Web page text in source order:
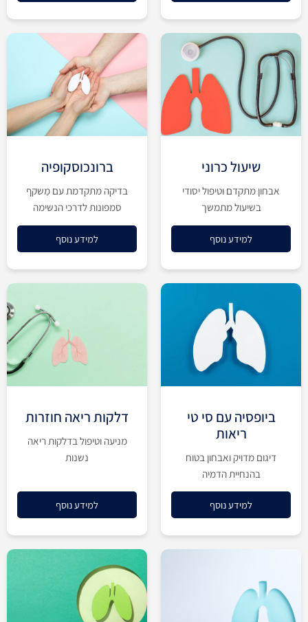
שיעול כרוני
אבחון מתקדם וטיפול יסודי
בשיעול מתמשך
למידע נוסף
ברונכוסקופיה
בדיקה מתקדמת עם מַשקף
סמפונות לדרכי הנשימה
למידע נוסף
ביופסיה עם סי טי
ריאות
דיגום מדויק ואבחון בטוח
בהנחיית הדמיה
למידע נוסף
דלקות ריאה חוזרות
מניעה וטיפול בדלקות ריאה
נשנות
למידע נוסף